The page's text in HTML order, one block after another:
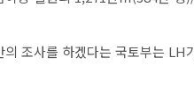
조사를 하겠다는 국토부는